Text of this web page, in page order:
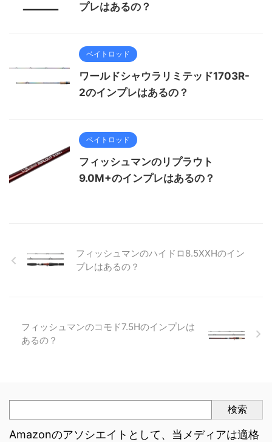
プレはあるの？
ベイトロッド
ワールドシャウラリミテッド1703R-
2のインプレはあるの？
ベイトロッド
フィッシュマンのリプラウト
9.0M+のインプレはあるの？
フィッシュマンのハイドロ8.5XXHのイン
プレはあるの？
フィッシュマンのコモド7.5Hのインプレは
あるの？
検索
Amazonのアソシエイトとして、当メディアは適格